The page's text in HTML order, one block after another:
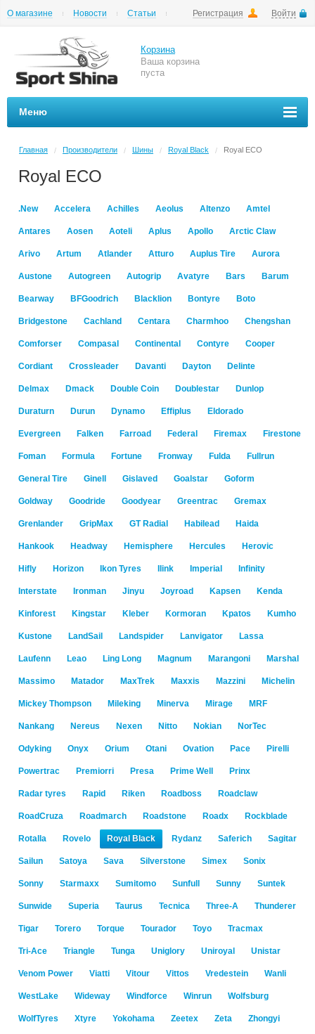
Регистрация Войти
О магазине Новости
Статьи
Корзина
Ваша корзина
пуста
Меню
Главная / Производители / Шины / Royal Black / Royal ECO
Royal ECO
.New Accelera Achilles Aeolus Altenzo Amtel
Antares Aosen Aoteli Aplus Apollo Arctic Claw
Arivo Artum Atlander Atturo Auplus Tire Aurora
Austone Autogreen Autogrip Avatyre Bars Barum
Bearway BFGoodrich Blacklion Bontyre Boto
Bridgestone Cachland Centara Charmhoo Chengshan
Comforser Compasal Continental Contyre Cooper
Cordiant Crossleader Davanti Dayton Delinte
Delmax Dmack Double Coin Doublestar Dunlop
Duraturn Durun Dynamo Effiplus Eldorado
Evergreen Falken Farroad Federal Firemax Firestone
Foman Formula Fortune Fronway Fulda Fullrun
General Tire Ginell Gislaved Goalstar Goform
Goldway Goodride Goodyear Greentrac Gremax
Grenlander GripMax GT Radial Habilead Haida
Hankook Headway Hemisphere Hercules Herovic
Hifly Horizon Ikon Tyres Ilink Imperial Infinity
Interstate Ironman Jinyu Joyroad Kapsen Kenda
Kinforest Kingstar Kleber Kormoran Kpatos Kumho
Kustone LandSail Landspider Lanvigator Lassa
Laufenn Leao Ling Long Magnum Marangoni Marshal
Massimo Matador MaxTrek Maxxis Mazzini Michelin
Mickey Thompson Mileking Minerva Mirage MRF
Nankang Nereus Nexen Nitto Nokian NorTec
Odyking Onyx Orium Otani Ovation Pace Pirelli
Powertrac Premiorri Presa Prime Well Prinx
Radar tyres Rapid Riken Roadboss Roadclaw
RoadCruza Roadmarch Roadstone Roadx Rockblade
Rotalla Rovelo Royal Black Rydanz Saferich Sagitar
Sailun Satoya Sava Silverstone Simex Sonix
Sonny Starmaxx Sumitomo Sunfull Sunny Suntek
Sunwide Superia Taurus Tecnica Three-A Thunderer
Tigar Torero Torque Tourador Toyo Tracmax
Tri-Ace Triangle Tunga Uniglory Uniroyal Unistar
Venom Power Viatti Vitour Vittos Vredestein Wanli
WestLake Wideway Windforce Winrun Wolfsburg
WolfTyres Xtyre Yokohama Zeetex Zeta Zhongyi